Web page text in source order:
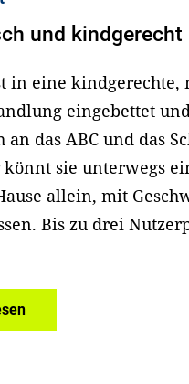
und
in eine kindgerechte,
eingebettet
an das ABC und das
sie unterwegs
allein, mit
Bis zu drei